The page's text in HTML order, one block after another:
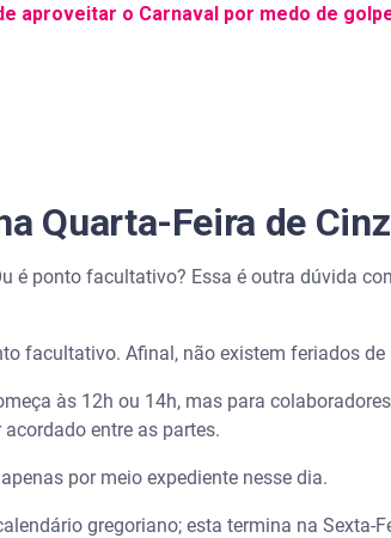
aproveitar o Carnaval por medo de
Quarta-Feira de
é ponto facultativo? Essa é outra dúvida
facultativo. Afinal, não existem feriados de
às 12h ou 14h, mas para
entre as partes.
por meio expediente nesse dia.
gregoriano; esta termina na Sexta-